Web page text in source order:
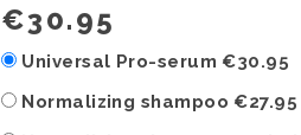
€30.95
Universal Pro-serum €30.95
Normalizing shampoo €27.95